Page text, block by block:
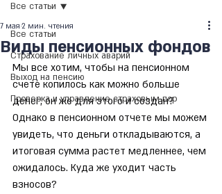
Все статьи
Страхование личных аварий
Выход на пенсию
Проверка и управление страховым пор
Все статьи
Виды пенсионных фондов
7 мая 2 мин. чтения
Мы все хотим, чтобы на пенсионном
счете копилось как можно больше
денег, он же для этого и создан?
Однако в пенсионном отчете мы можем
увидеть, что деньги откладываются, а
итоговая сумма растет медленнее, чем
ожидалось. Куда же уходит часть
взносов?